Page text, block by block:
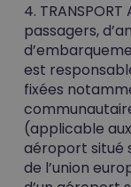
4. TRANSPORT
passagers,
est
fixées
(applicable
aéroport situé
de l’union